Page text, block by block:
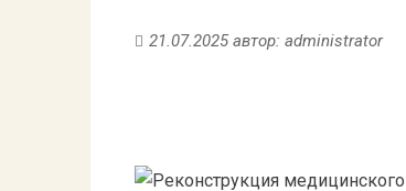
21.07.2025автор: administrator